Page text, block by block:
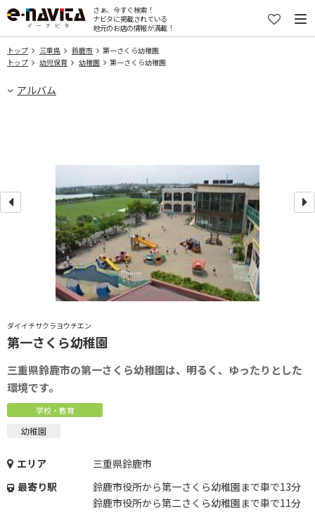
さぁ、今すぐ検索！
ナビタに掲載されている
地元のお店の情報が満載！
トップ 三重県 鈴鹿市
第一さくら幼稚園
トップ
幼児保育 幼稚園 第一さくら幼稚園
アルバム
ダイイチサクラヨウチエン
第一さくら幼稚園
三重県鈴鹿市の第一さくら幼稚園は、明るく、ゆったりとした
環境です。
学校・教育
幼稚園
エリア
三重県鈴鹿市
最寄り駅
鈴鹿市役所から第一さくら幼稚園まで車で13分
鈴鹿市役所から第二さくら幼稚園まで車で11分